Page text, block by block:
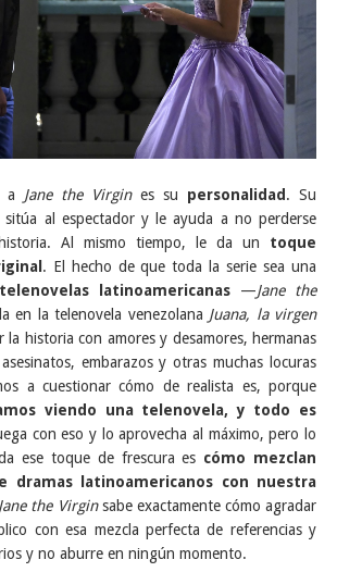
a Jane the Virgines su personalidad . Su
sitúa al espectador y le ayuda a no perderse
Al mismo tiempo, le da un toque
. El hecho de que toda la serie sea una
latinoamericanas—Jane the
en la telenovela venezolana Juana, la virgen
la historia con amores y desamores, hermanas
embarazos y otras muchas locuras
a cuestionar cómo de realista es, porque
viendo una telenovela, y todo es
con eso y lo aprovecha al máximo, pero lo
ese toque de frescura es cómo mezclan
dramas latinoamericanos con nuestra
Jane the Virginsabe exactamente cómo agradar
con esa mezcla perfecta de referencias y
y no aburre en ningún momento.